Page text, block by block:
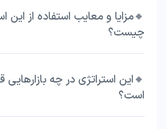
🔸مزایا و معایب استفاده از این
چیست؟
🔸این استراتژی در چه بازارهایی
است؟